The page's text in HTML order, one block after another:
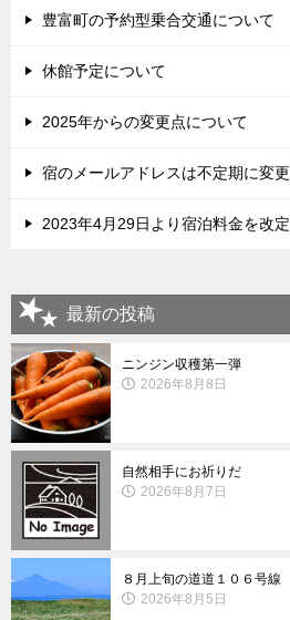
豊富町の予約型乗合交通について
休館予定について
2025年からの変更点について
宿のメールアドレスは不定期に変更
2023年4月29日より宿泊料金を改定
最新の投稿
ニンジン収穫第一弾
2026年8月8日
自然相手にお祈りだ
2026年8月7日
８月上旬の道道１０６号線
2026年8月5日